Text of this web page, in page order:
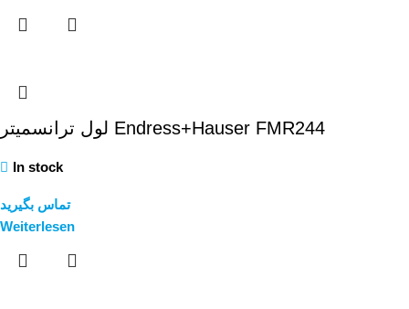
لول ترانسمیتر Endress+Hauser FMR244
In stock
تماس بگیرید
Weiterlesen